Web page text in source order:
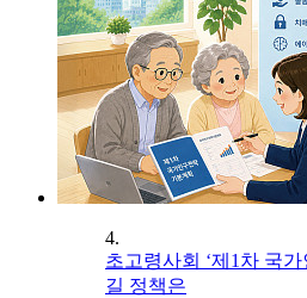
4.
초고령사회 ‘제1차 국
길 정책은